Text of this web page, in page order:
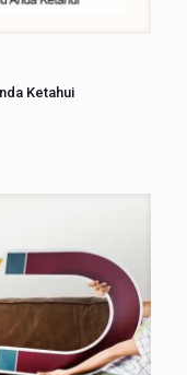
Ketahui